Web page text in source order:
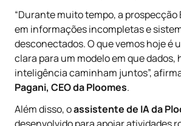
“Durante muito tempo, a prospecção
em informações incompletas e
desconectados. O que vemos hoje é
clara para um modelo em que dados,
inteligência caminham juntos”,
Pagani, CEO da Ploomes.
Além disso, oassistente de IA da